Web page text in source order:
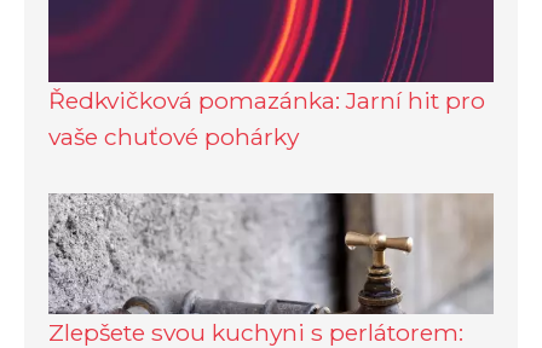
Ředkvičková pomazánka: Jarní hit pro
vaše chuťové pohárky
Zlepšete svou kuchyni s perlátorem: